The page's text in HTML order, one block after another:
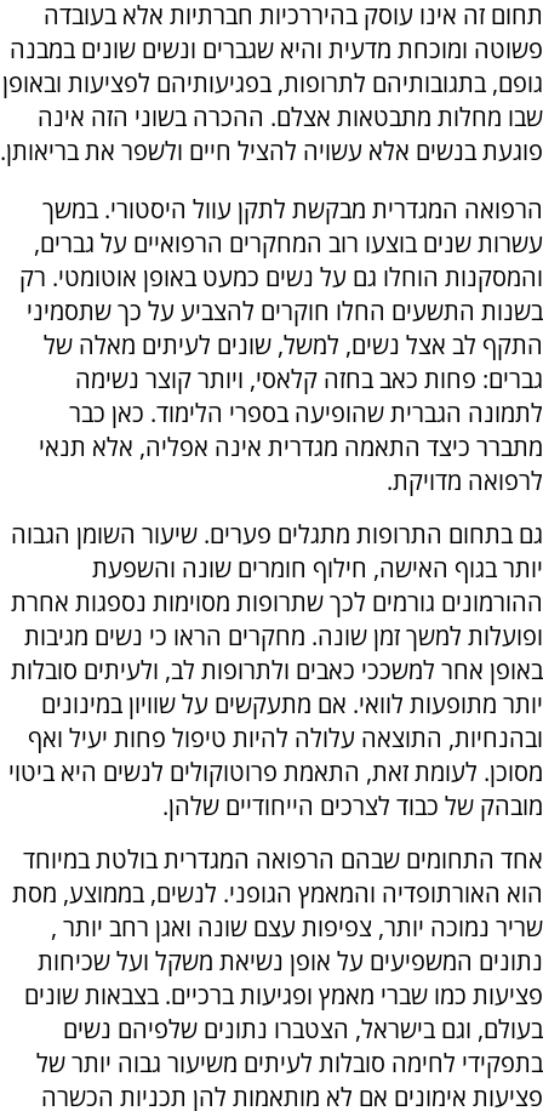
תחום זה אינו עוסק בהיררכיות חברתיות אלא בעובדה
פשוטה ומוכחת מדעית והיא שגברים ונשים שונים במבנה
גופם, בתגובותיהם לתרופות, בפגיעותיהם לפציעות ובאופן
שבו מחלות מתבטאות אצלם. ההכרה בשוני הזה אינה
פוגעת בנשים אלא עשויה להציל חיים ולשפר את בריאותן.
הרפואה המגדרית מבקשת לתקן עוול היסטורי. במשך
עשרות שנים בוצעו רוב המחקרים הרפואיים על גברים,
והמסקנות הוחלו גם על נשים כמעט באופן אוטומטי. רק
בשנות התשעים החלו חוקרים להצביע על כך שתסמיני
התקף לב אצל נשים, למשל, שונים לעיתים מאלה של
גברים: פחות כאב בחזה קלאסי, ויותר קוצר נשימה
לתמונה הגברית שהופיעה בספרי הלימוד. כאן כבר
מתברר כיצד התאמה מגדרית אינה אפליה, אלא תנאי
לרפואה מדויקת.
גם בתחום התרופות מתגלים פערים. שיעור השומן הגבוה
יותר בגוף האישה, חילוף חומרים שונה והשפעת
ההורמונים גורמים לכך שתרופות מסוימות נספגות אחרת
ופועלות למשך זמן שונה. מחקרים הראו כי נשים מגיבות
באופן אחר למשככי כאבים ולתרופות לב, ולעיתים סובלות
יותר מתופעות לוואי. אם מתעקשים על שוויון במינונים
ובהנחיות, התוצאה עלולה להיות טיפול פחות יעיל ואף
מסוכן. לעומת זאת, התאמת פרוטוקולים לנשים היא ביטוי
מובהק של כבוד לצרכים הייחודיים שלהן.
אחד התחומים שבהם הרפואה המגדרית בולטת במיוחד
הוא האורתופדיה והמאמץ הגופני. לנשים, בממוצע, מסת
שריר נמוכה יותר, צפיפות עצם שונה ואגן רחב יותר ,
נתונים המשפיעים על אופן נשיאת משקל ועל שכיחות
פציעות כמו שברי מאמץ ופגיעות ברכיים. בצבאות שונים
בעולם, וגם בישראל, הצטברו נתונים שלפיהם נשים
בתפקידי לחימה סובלות לעיתים משיעור גבוה יותר של
פציעות אימונים אם לא מותאמות להן תכניות הכשרה